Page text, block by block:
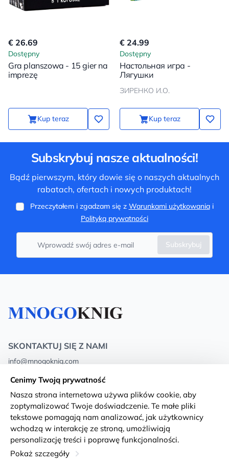
€ 26.69
Dostępny
Gra planszowa - 15 gier na
imprezę
Kup teraz
€ 24.99
Dostępny
Настольная игра -
Лягушки
ЗИРЕНКО И.О.
Kup teraz
Subskrybuj nasze aktualności!
Bądź pierwszym, który dowie się o naszych aktualnych
rabatach, ofertach i nowych produktach!
Przeczytałem i zgadzam się z Warunkami użytkowaniai
Polityką prywatności
Subskrybuj
SKONTAKTUJ SIĘ Z NAMI
info@mnogoknig.com
Rīga, Augusta Deglava 69d, LV-1082
O nas
Sklepy
Dostawa i płatność
Privacy Policy
Warunki i zasady
Cenimy Twoją prywatność
Nasza strona internetowa używa plików cookie, aby
zoptymalizować Twoje doświadczenie. Te małe pliki
tekstowe pomagają nam analizować, jak użytkownicy
wchodzą w interakcję ze stroną, umożliwiają
personalizację treści i poprawę funkcjonalności.
Pokaż szczegóły